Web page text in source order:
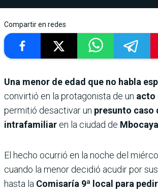
Compartir en redes
Una menor de edad que no habla
convirtió en la protagonista de un acto
permitió desactivar un presunto caso
intrafamiliar en la ciudad de
El hecho ocurrió en la noche del
cuando la menor decidió acudir por
hasta la Comisaría 9ª local para